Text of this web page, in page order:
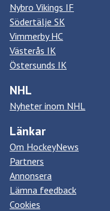
Nybro Vikings IF
Södertälje SK
Vimmerby HC
Västerås IK
Östersunds IK
NHL
Nyheter inom NHL
Länkar
Om HockeyNews
Partners
Annonsera
Lämna feedback
Cookies